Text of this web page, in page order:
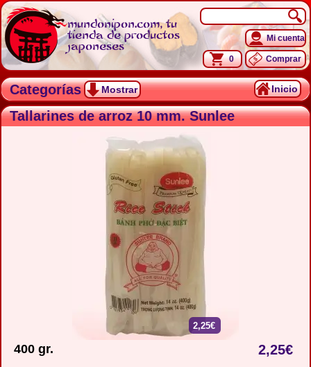
mundonipon.com, tu
tienda de productos
japoneses
Mi cuenta
0 Comprar
Categorías Mostrar Inicio
Tallarines de arroz 10 mm. Sunlee
2,25€
400 gr. 2,25€